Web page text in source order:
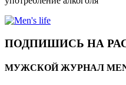
ПОДПИШИСЬ НА
МУЖСКОЙ ЖУРНАЛ